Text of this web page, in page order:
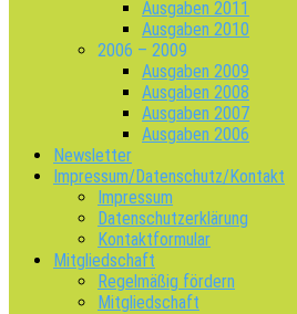
Ausgaben 2011
Ausgaben 2010
2006 – 2009
Ausgaben 2009
Ausgaben 2008
Ausgaben 2007
Ausgaben 2006
Newsletter
Impressum/Datenschutz/Kontakt
Impressum
Datenschutzerklärung
Kontaktformular
Mitgliedschaft
Regelmäßig fördern
Mitgliedschaft